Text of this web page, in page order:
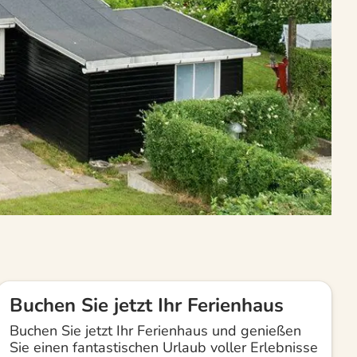
Buchen Sie jetzt Ihr Ferienhaus
Buchen Sie jetzt Ihr Ferienhaus und genießen
Sie einen fantastischen Urlaub voller Erlebnisse